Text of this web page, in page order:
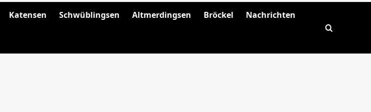
Katensen Schwüblingsen Altmerdingsen Bröckel Nachrichten